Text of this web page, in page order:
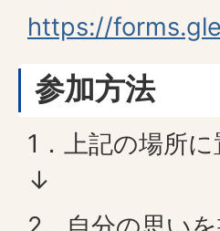
https://
参加方法
1．上記の場所
↓